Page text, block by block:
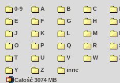
0-9 A B C
E
F G H
I
J
K L M
O
P Q R
T
U V W
Y
Z
inne
Całość 3074 MB